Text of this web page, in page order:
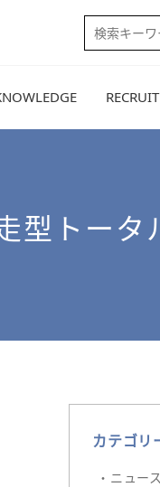
型トータ
カテゴリ
・ニュー